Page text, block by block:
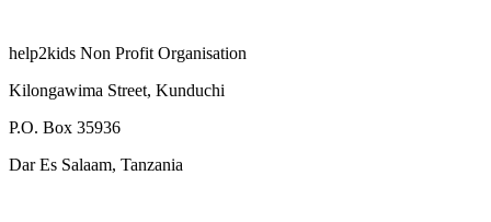
help2kids Non Profit Organisation
Kilongawima Street, Kunduchi
P.O. Box 35936
Dar Es Salaam, Tanzania